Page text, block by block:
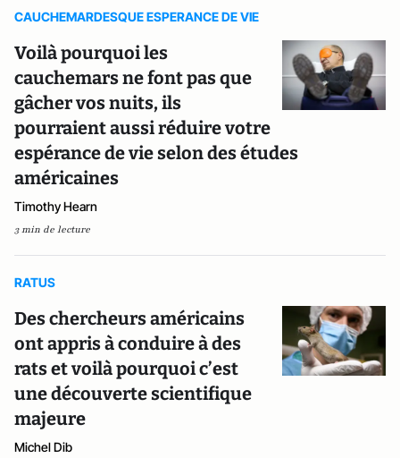
CAUCHEMARDESQUE ESPERANCE DE VIE
Voilà pourquoi les
cauchemars ne font pas que
gâcher vos nuits, ils
pourraient aussi réduire votre
espérance de vie selon des études
américaines
Timothy Hearn
3 min de lecture
RATUS
Des chercheurs américains
ont appris à conduire à des
rats et voilà pourquoi c’est
une découverte scientifique
majeure
Michel Dib